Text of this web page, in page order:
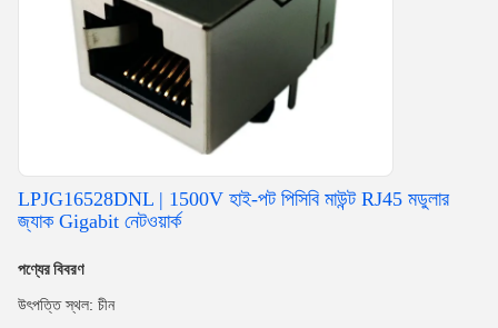
LPJG16528DNL | 1500V হাই-পট পিসিবি মাউন্ট RJ45 মডুলার
জ্যাক Gigabit নেটওয়ার্ক
পণ্যের বিবরণ
উৎপত্তি স্থল: চীন